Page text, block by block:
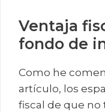
Ventaja
fondo de
Como he
artículo, los
fiscal de que